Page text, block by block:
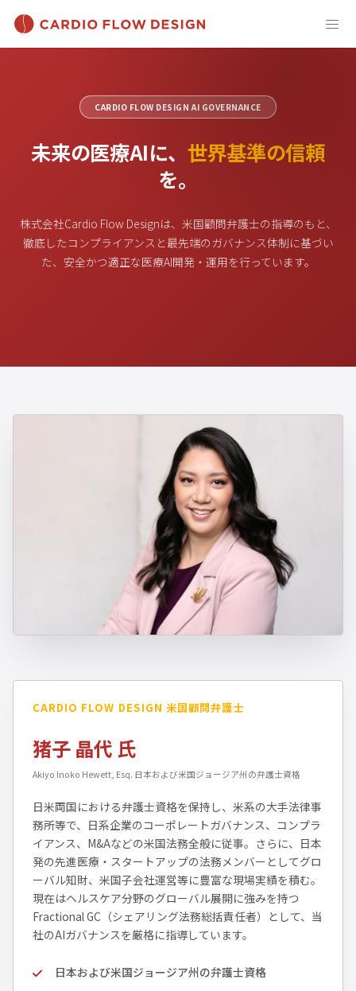
CARDIO FLOW DESIGN AI GOVERNANCE
未来の医療AIに、 世界基準の信頼
を。
株式会社Cardio Flow Designは、米国顧問弁護士の指導のもと、
徹底したコンプライアンスと最先端のガバナンス体制に基づい
た、安全かつ適正な医療AI開発・運用を行っています。
CARDIO FLOW DESIGN 米国顧問弁護士
猪子 晶代 氏
Akiyo Inoko Hewett, Esq. 日本および米国ジョージア州の弁護士資格
日米両国における弁護士資格を保持し、米系の大手法律事
務所等で、日系企業のコーポレートガバナンス、コンプラ
イアンス、M&Aなどの米国法務全般に従事。さらに、日本
発の先進医療・スタートアップの法務メンバーとしてグロ
ーバル知財、米国子会社運営等に豊富な現場実績を積む。
現在はヘルスケア分野のグローバル展開に強みを持つ
Fractional GC（シェアリング法務総括責任者）として、当
社のAIガバナンスを厳格に指導しています。
日本および米国ジョージア州の弁護士資格